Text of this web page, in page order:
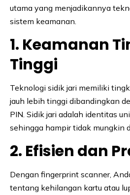
utama yang menjadikannya
sistem keamanan.
1. Keamanan
Tinggi
Teknologi sidik jari memiliki
jauh lebih tinggi dibandingkan
PIN. Sidik jari adalah identitas
sehingga hampir tidak mungkin
2. Efisien dan
Dengan fingerprint scanner,
tentang kehilangan kartu atau